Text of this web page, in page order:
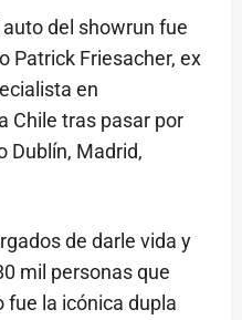
del showrun fue
Patrick Friesacher, ex
en
Chile tras pasar por
Dublín, Madrid,
de darle vida y
mil personas que
fue la icónica dupla